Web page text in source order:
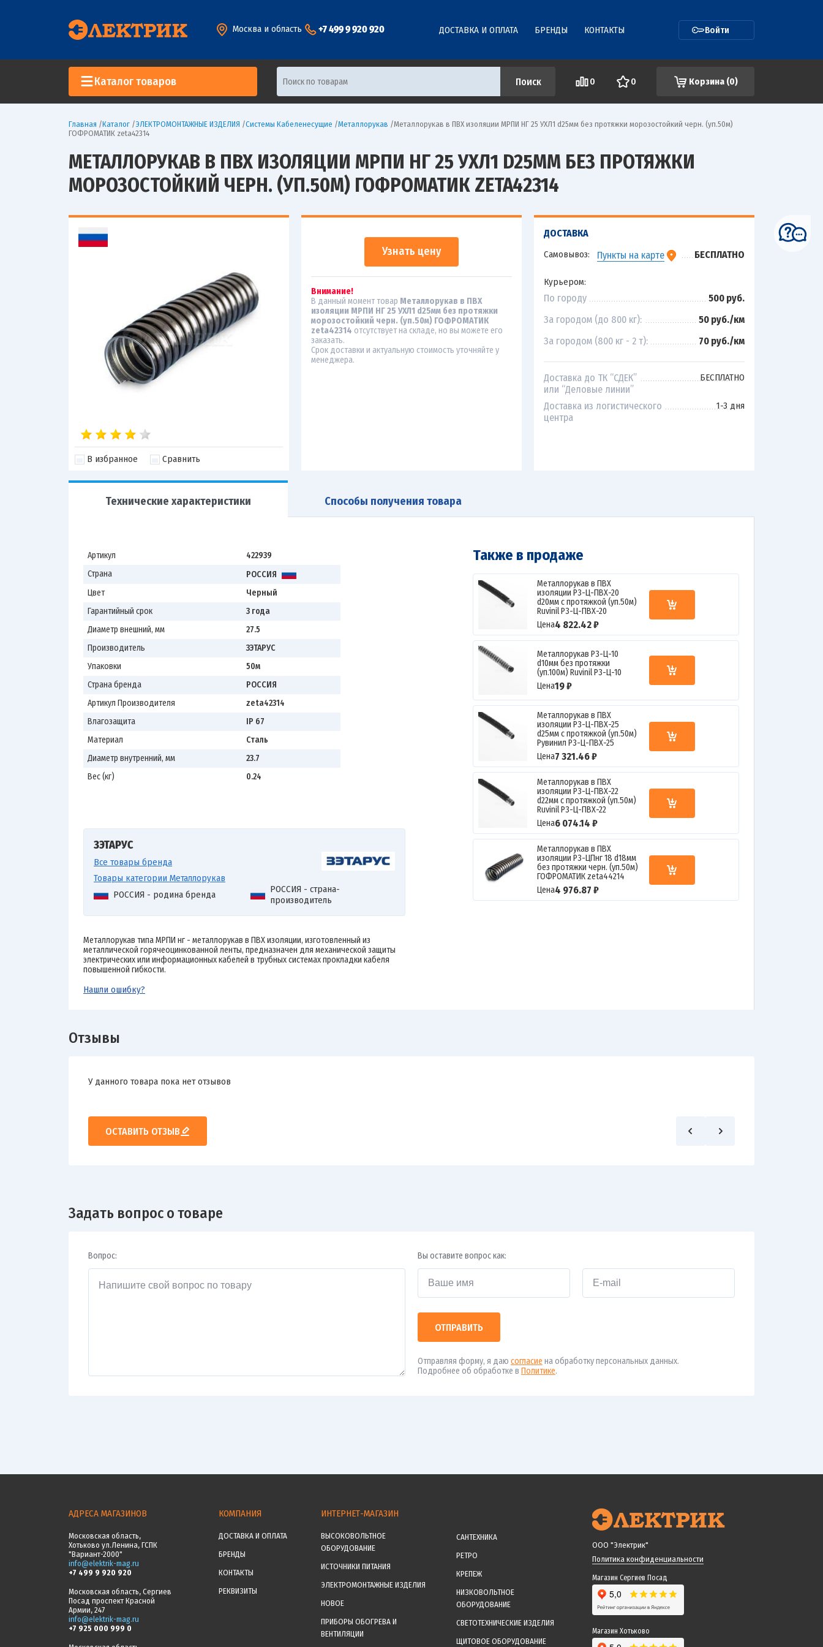
Москва и область +7 499 9 920 920 ДОСТАВКА И ОПЛАТА БРЕНДЫ КОНТАКТЫ Войти
Каталог товаров 0 0 Корзина (0)
Главная /Каталог /ЭЛЕКТРОМОНТАЖНЫЕ ИЗДЕЛИЯ /Системы Кабеленесущие /Металлорукав /Металлорукав в ПВХ изоляции МРПИ НГ 25 УХЛ1 d25мм без протяжки морозостойкий черн. (уп.50м)
ГОФРОМАТИК zeta42314
МЕТАЛЛОРУКАВ В ПВХ ИЗОЛЯЦИИ МРПИ НГ 25 УХЛ1 D25ММ БЕЗ ПРОТЯЖКИ
МОРОЗОСТОЙКИЙ ЧЕРН. (УП.50М) ГОФРОМАТИК ZETA42314
В избранное Сравнить
Узнать цену
Внимание!
В данный момент товар Металлорукав в ПВХ
изоляции МРПИ НГ 25 УХЛ1 d25мм без протяжки
морозостойкий черн. (уп.50м) ГОФРОМАТИК
zeta42314 отсутствует на складе, но вы можете его
заказать.
Срок доставки и актуальную стоимость уточняйте у
менеджера.
ДОСТАВКА
Самовывоз: Пункты на карте БЕСПЛАТНО
Курьером:
По городу
500 руб.
За городом (до 800 кг):
50 руб./км
За городом (800 кг - 2 т):
70 руб./км
Доставка до ТК “СДЕК”
или “Деловые линии”
БЕСПЛАТНО
Доставка из логистического
центра
1-3 дня
Технические характеристики Способы получения товара
Артикул
422939
Страна
РОССИЯ
Цвет
Черный
Гарантийный срок
3 года
Диаметр внешний, мм
27.5
Производитель
ЗЭТАРУС
Упаковки
50м
Страна бренда
РОССИЯ
Артикул Производителя
zeta42314
Влагозащита
IP 67
Материал
Сталь
Диаметр внутренний, мм
23.7
Вес (кг)
0.24
ЗЭТАРУС
Все товары бренда
Товары категории Металлорукав
РОССИЯ - родина бренда
РОССИЯ - страна-
производитель
Металлорукав типа МРПИ нг - металлорукав в ПВХ изоляции, изготовленный из
металлической горячеоцинкованной ленты, предназначен для механической защиты
электрических или информационных кабелей в трубных системах прокладки кабеля
повышенной гибкости.
Также в продаже
Металлорукав в ПВХ
изоляции Р3-Ц-ПВХ-20
d20мм с протяжкой (уп.50м)
Ruvinil Р3-Ц-ПВХ-20
Цена4 822.42 ₽
Металлорукав Р3-Ц-10
d10мм без протяжки
(уп.100м) Ruvinil Р3-Ц-10
Цена19 ₽
Металлорукав в ПВХ
изоляции Р3-Ц-ПВХ-25
d25мм с протяжкой (уп.50м)
Рувинил Р3-Ц-ПВХ-25
Цена7 321.46 ₽
Металлорукав в ПВХ
изоляции Р3-Ц-ПВХ-22
d22мм с протяжкой (уп.50м)
Ruvinil Р3-Ц-ПВХ-22
Цена6 074.14 ₽
Металлорукав в ПВХ
изоляции Р3-ЦПнг 18 d18мм
без протяжки черн. (уп.50м)
ГОФРОМАТИК zeta44214
Цена4 976.87 ₽
Нашли ошибку?
Отзывы
У данного товара пока нет отзывов
ОСТАВИТЬ ОТЗЫВ
Задать вопрос о товаре
Вопрос: Вы оставите вопрос как:
ОТПРАВИТЬ
Отправляя форму, я даю согласие на обработку персональных данных.
Подробнее об обработке в Политике.
АДРЕСА МАГАЗИНОВ
Московская область,
Хотьково ул.Ленина, ГСПК
"Вариант-2000"
info@elektrik-mag.ru
+7 499 9 920 920
Московская область, Сергиев
Посад проспект Красной
Армии, 247
info@elektrik-mag.ru
+7 925 000 999 0
КОМПАНИЯ
ДОСТАВКА И ОПЛАТА
БРЕНДЫ
КОНТАКТЫ
РЕКВИЗИТЫ
ИНТЕРНЕТ-МАГАЗИН
ВЫСОКОВОЛЬТНОЕ
ОБОРУДОВАНИЕ
ИСТОЧНИКИ ПИТАНИЯ
ЭЛЕКТРОМОНТАЖНЫЕ ИЗДЕЛИЯ
НОВОЕ
ПРИБОРЫ ОБОГРЕВА И
ВЕНТИЛЯЦИИ
САНТЕХНИКА
РЕТРО
КРЕПЕЖ
НИЗКОВОЛЬТНОЕ
ОБОРУДОВАНИЕ
СВЕТОТЕХНИЧЕСКИЕ ИЗДЕЛИЯ
ЩИТОВОЕ ОБОРУДОВАНИЕ
ООО "Электрик"
Политика конфиденциальности
Магазин Сергиев Посад
Магазин Хотьково